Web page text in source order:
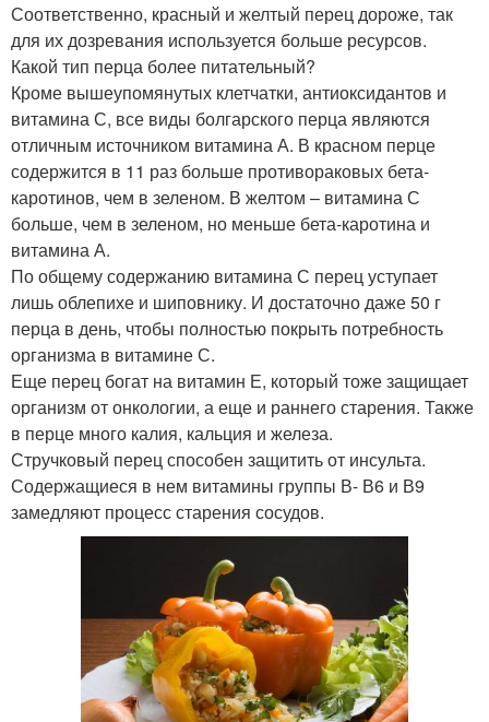
Соответственно, красный и желтый перец дороже, так
для их дозревания используется больше ресурсов.
Какой тип перца более питательный?
Кроме вышеупомянутых клетчатки, антиоксидантов и
витамина С, все виды болгарского перца являются
отличным источником витамина А. В красном перце
содержится в 11 раз больше противораковых бета-
каротинов, чем в зеленом. В желтом – витамина С
больше, чем в зеленом, но меньше бета-каротина и
витамина А.
По общему содержанию витамина С перец уступает
лишь облепихе и шиповнику. И достаточно даже 50 г
перца в день, чтобы полностью покрыть потребность
организма в витамине С.
Еще перец богат на витамин Е, который тоже защищает
организм от онкологии, а еще и раннего старения. Также
в перце много калия, кальция и железа.
Стручковый перец способен защитить от инсульта.
Содержащиеся в нем витамины группы В- В6 и В9
замедляют процесс старения сосудов.